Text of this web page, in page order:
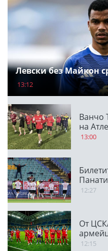
Левски без Майкон
13:12
Ванчо
на
13:00
12:27
От
12:15